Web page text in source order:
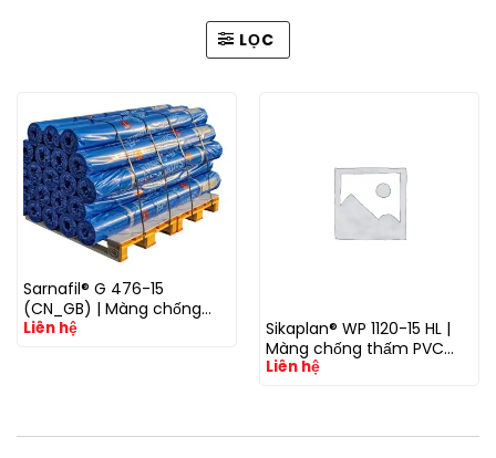
LỌC
Sarnafil® G 476-15
(CN_GB) | Màng chống
thấm PVC cao cấp cho
Liên hệ
Sikaplan® WP 1120-15 HL |
Màng chống thấm PVC
cho hầm, công trình
Liên hệ